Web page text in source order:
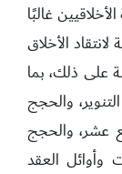
غالبًا
الأخلاق
على ذلك، بما
والحجج
عشر، والحجج
وأوائل العقد